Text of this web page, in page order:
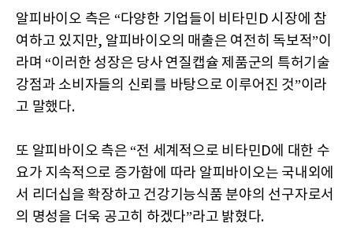
알피바이오 측은 “다양한 기업들이 비타민D 시장에 참
여하고 있지만, 알피바이오의 매출은 여전히 독보적”이
라며 “이러한 성장은 당사 연질캡슐 제품군의 특허기술
강점과 소비자들의 신뢰를 바탕으로 이루어진 것”이라
고 말했다.
또 알피바이오 측은 “전 세계적으로 비타민D에 대한 수
요가 지속적으로 증가함에 따라 알피바이오는 국내외에
서 리더십을 확장하고 건강기능식품 분야의 선구자로서
의 명성을 더욱 공고히 하겠다”라고 밝혔다.